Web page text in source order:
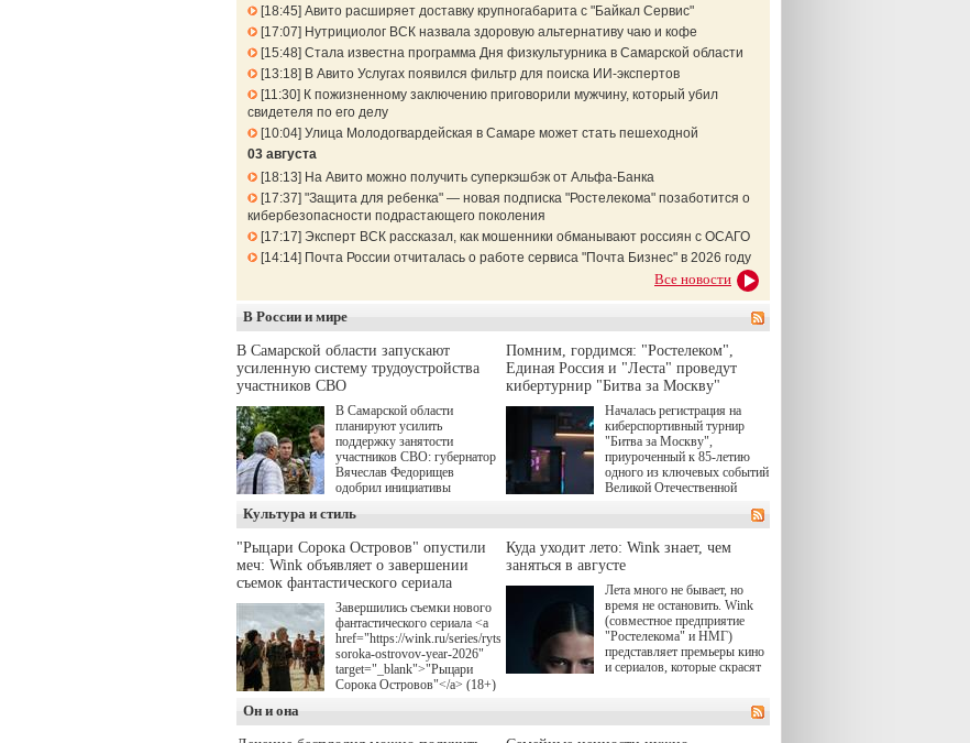
18:45 Авито расширяет доставку крупногабарита с "Байкал Сервис"
17:07
Нутрициолог ВСК назвала здоровую альтернативу чаю и кофе
15:48 Стала известна программа Дня физкультурника в Самарской области
13:18 В Авито Услугах появился фильтр для поиска ИИ-экспертов
11:30 К пожизненному заключению приговорили мужчину, который убил
свидетеля по его делу
10:04 Улица Молодогвардейская в Самаре может стать пешеходной
03 августа
18:13
На Авито можно получить суперкэшбэк от Альфа-Банка
17:37 "Защита для ребенка" — новая подписка "Ростелекома" позаботится о
кибербезопасности подрастающего поколения
17:17 Эксперт ВСК рассказал, как мошенники обманывают россиян с ОСАГО
14:14 Почта России отчиталась о работе сервиса "Почта Бизнес" в 2026 году
Все новости
В России и мире
В Самарской области запускают
усиленную систему трудоустройства
участников СВО
В Самарской области
планируют усилить
поддержку занятости
участников СВО: губернатор
Вячеслав Федорищев
одобрил инициативы
Губернской Думы
направленные на
трудоустройство и более
спокойную адаптацию к
мирной жизни.
Помним, гордимся: "Ростелеком",
Единая Россия и "Леста" проведут
кибертурнир "Битва за Москву"
Началась регистрация на
киберспортивный турнир
"Битва за Москву",
приуроченный к 85-летию
одного из ключевых событий
Великой Отечественной
соревнования по онлайн-игре
"Ростелеком", партия
"Единая Россия", игровая
Победы.
Культура и стиль
"Рыцари Сорока Островов" опустили
меч: Wink объявляет о завершении
съемок фантастического сериала
Завершились съемки нового
фантастического сериала <a
href="https://wink.ru/series/rytsari-
soroka-ostrovov-year-2026"
target="_blank">"Рыцари
Сорока Островов"</a> (18+)
Куда уходит лето: Wink знает, чем
заняться в августе
Лета много не бывает, но
время не остановить. Wink
(совместное предприятие
"Ростелекома" и НМГ)
представляет премьеры кино
и сериалов, которые скрасят
href="https://wink.ru/series/kholod-
Он и она